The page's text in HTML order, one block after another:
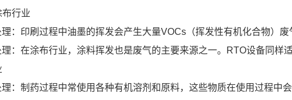
布行业
：印刷过程中油墨的挥发会产生大量VOCs（挥发性有机化合物）
：在涂布行业，涂料挥发也是废气的主要来源之一。RTO设备同样
：制药过程中常使用各种有机溶剂和原料，这些物质在使用过程中